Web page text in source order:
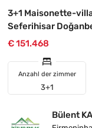
3+1 Maisonette-
Seferihisar
€ 151.468
Anzahl der zimmer
3+1
Bülent